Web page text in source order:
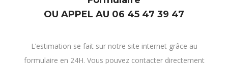
L’estimation se fait sur notre site internet grâce au
par téléphone nos services pour une estimation encore
plus rapide.